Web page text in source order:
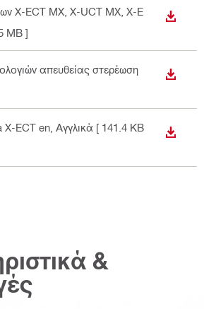
X-ECT MX, X-UCT MX, X-E
MB ]
ΛΉΨΗ
απευθείας στερέωση
ΛΉΨΗ
X-ECT en , Αγγλικά [ 141.4 KB
ΛΉΨΗ
&